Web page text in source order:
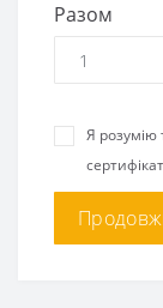
Разом
Я розумію